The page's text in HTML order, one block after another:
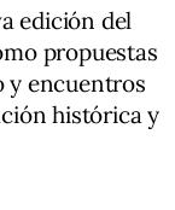
edición del
propuestas
y encuentros
histórica y